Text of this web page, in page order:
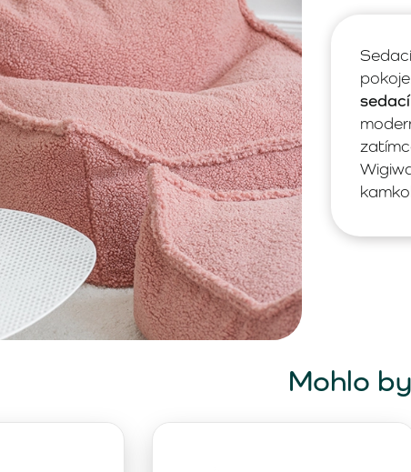
pokoje.
Mohlo